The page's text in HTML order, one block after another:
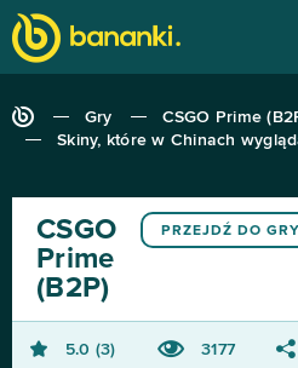
Gry
CSGO Prime
Skiny, które w Chinach
PRZEJDŹ DO GRY
CSGO
Prime
(B2P)
5.0 3 3177